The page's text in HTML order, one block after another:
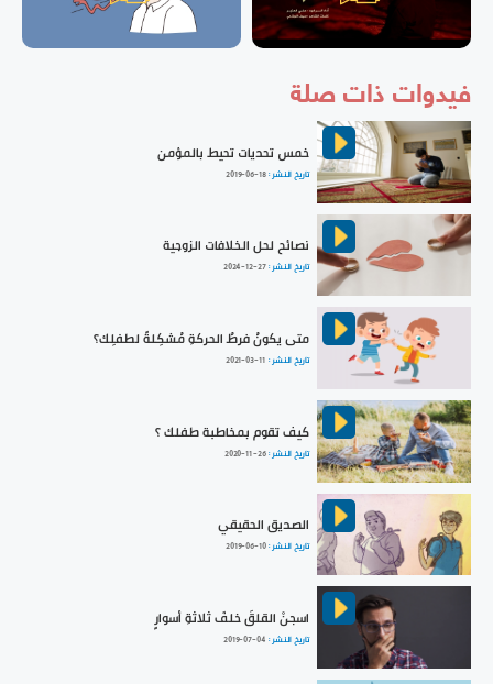
فيدوات ذات صلة
خمس تحديات تحيط بالمؤمن
تاريخ النشر :2019-06-18
نصائح لحل الخلافات الزوجية
تاريخ النشر :2024-12-27
متى يكونُ فرطُ الحركةِ مُشكِلةً لطفلِك؟
تاريخ النشر : 2021-03-11
كيف تقوم بمخاطبة طفلك ؟
تاريخ النشر :2020-11-26
الصديق الحقيقي
تاريخ النشر :2019-06-10
اسجنْ القلقَ خلفَ ثلاثةِ أسوارٍ
تاريخ النشر : 2019-07-04